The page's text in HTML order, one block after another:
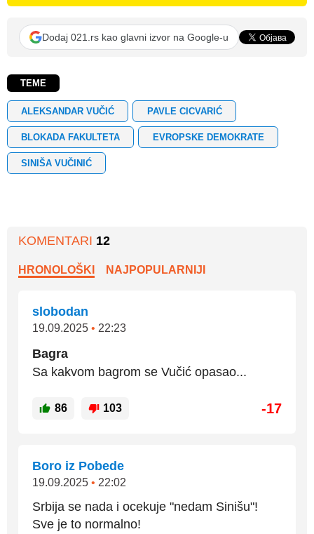
Dodaj 021.rs kao glavni izvor na Google-u
TEME
ALEKSANDAR VUČIĆ PAVLE CICVARIĆ
BLOKADA FAKULTETA EVROPSKE DEMOKRATE
SINIŠA VUČINIĆ
KOMENTARI 12
HRONOLOŠKI NAJPOPULARNIJI
slobodan
19.09.2025 • 22:23
Bagra
Sa kakvom bagrom se Vučić opasao...
86 103 -17
Boro iz Pobede
19.09.2025 • 22:02
Srbija se nada i ocekuje "nedam Sinišu"!
Sve je to normalno!